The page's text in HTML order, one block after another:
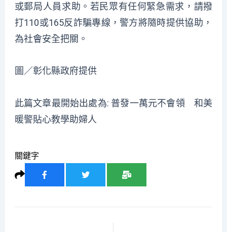
或郵局人員求助。若民眾有任何緊急需求，請撥
打110或165反詐騙專線，警方將隨時提供協助，
為社會安全把關。
圖／彰化縣政府提供
此篇文章最開始出處為: 普發一萬元不會領 和美
暖警貼心教學助婦人
關鍵字